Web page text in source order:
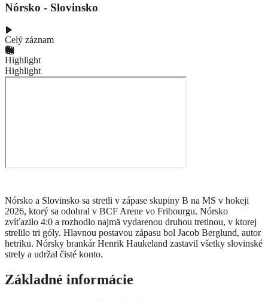
Nórsko - Slovinsko
Celý záznam
Highlight
Highlight
Nórsko a Slovinsko sa stretli v zápase skupiny B na MS v hokeji
2026, ktorý sa odohral v BCF Arene vo Fribourgu. Nórsko
zvíťazilo 4:0 a rozhodlo najmä vydarenou druhou tretinou, v ktorej
strelilo tri góly. Hlavnou postavou zápasu bol Jacob Berglund, autor
hetriku. Nórsky brankár Henrik Haukeland zastavil všetky slovinské
strely a udržal čisté konto.
Základné informácie